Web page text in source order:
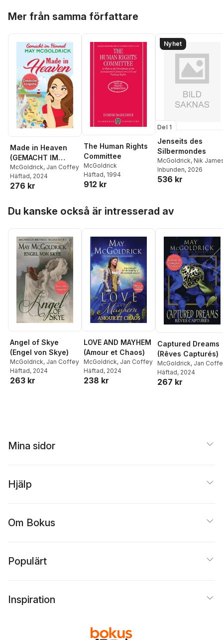
Mer från samma författare
Made in Heaven
(GEMACHT IM
HIMMEL)
McGoldrick, Jan Coffey
Häftad, 2024
276 kr
The Human Rights
Committee
McGoldrick
Häftad, 1994
912 kr
Nyhet
Del 1
Jenseits des
Silbermondes
McGoldrick, Nik
Inbunden, 2026
536 kr
Du kanske också är intresserad av
Angel of Skye
(Engel von Skye)
McGoldrick, Jan Coffey
Häftad, 2024
263 kr
LOVE AND MAYHEM
(Amour et Chaos)
McGoldrick, Jan Coffey
Häftad, 2024
238 kr
Captured Dreams
(Rêves Capturés)
McGoldrick, Jan
Häftad, 2024
267 kr
Mina sidor
Hjälp
Om Bokus
Populärt
Inspiration